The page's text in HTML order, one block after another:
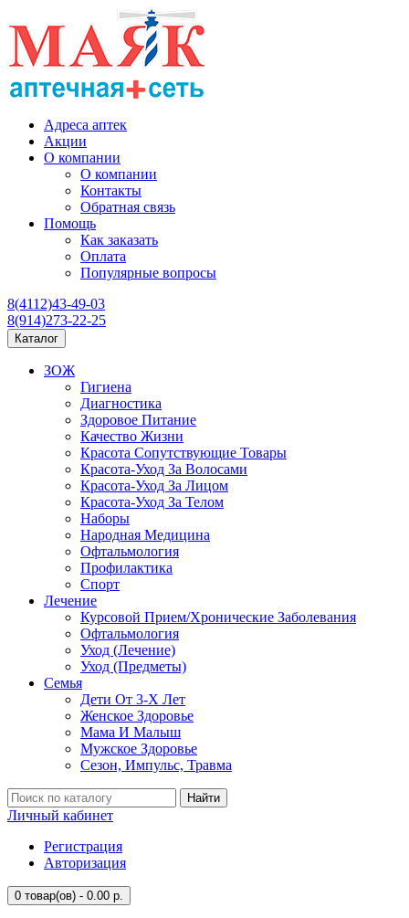
Адреса аптек
Акции
О компании
О компании
Контакты
Обратная связь
Помощь
Как заказать
Оплата
Популярные вопросы
8(4112)43-49-03
8(914)273-22-25
Каталог
ЗОЖ
Гигиена
Диагностика
Здоровое Питание
Качество Жизни
Красота Сопутствующие Товары
Красота-Уход За Волосами
Красота-Уход За Лицом
Красота-Уход За Телом
Наборы
Народная Медицина
Офтальмология
Профилактика
Спорт
Лечение
Курсовой Прием/Хронические Заболевания
Офтальмология
Уход (Лечение)
Уход (Предметы)
Семья
Дети От 3-Х Лет
Женское Здоровье
Мама И Малыш
Мужское Здоровье
Сезон, Импульс, Травма
Найти
Личный кабинет
Регистрация
Авторизация
0 товар(ов) - 0.00 р.